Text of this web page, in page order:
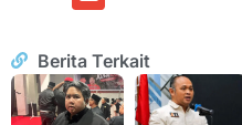
Berita Terkait